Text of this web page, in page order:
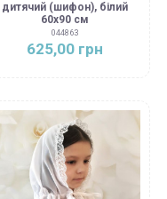
дитячий (шифон), білий
60х90 см
044863
625,00 грн